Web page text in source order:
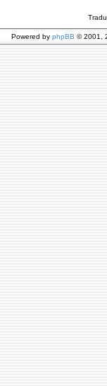
Powered by phpBB © 2001,